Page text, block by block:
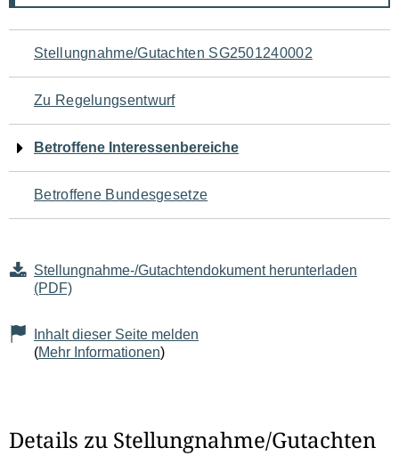
Navigation
für
den
Seiteninhalt
Stellungnahme/Gutachten SG2501240002
Zu Regelungsentwurf
Betroffene Interessenbereiche
Betroffene Bundesgesetze
Stellungnahme-/Gutachtendokument herunterladen
(PDF)
Inhalt dieser Seite melden
(Mehr Informationen)
Details zu Stellungnahme/Gutachten